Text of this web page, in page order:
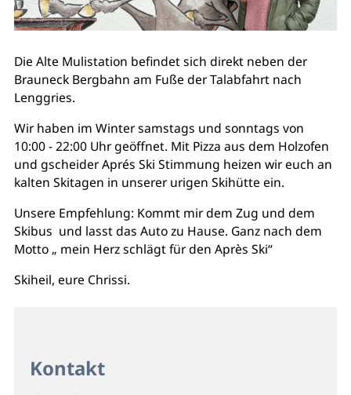
Die Alte Mulistation befindet sich direkt neben der
Brauneck Bergbahn am Fuße der Talabfahrt nach
Lenggries.
Wir haben im Winter samstags und sonntags von
10:00 - 22:00 Uhr geöffnet. Mit Pizza aus dem Holzofen
und gscheider Aprés Ski Stimmung heizen wir euch an
kalten Skitagen in unserer urigen Skihütte ein.
Unsere Empfehlung: Kommt mir dem Zug und dem
Skibus und lasst das Auto zu Hause. Ganz nach dem
Motto „ mein Herz schlägt für den Après Ski“
Skiheil, eure Chrissi.
Kontakt